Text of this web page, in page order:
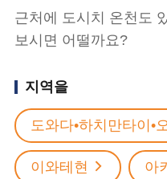
근처에 도시치 온천도
보시면 어떨까요?
지역을
도와다•하치만타이•
이와테현 아